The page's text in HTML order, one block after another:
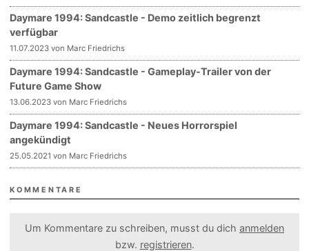
Daymare 1994: Sandcastle - Demo zeitlich begrenzt
verfügbar
11.07.2023 von Marc Friedrichs
Daymare 1994: Sandcastle - Gameplay-Trailer von der
Future Game Show
13.06.2023 von Marc Friedrichs
Daymare 1994: Sandcastle - Neues Horrorspiel
angekündigt
25.05.2021 von Marc Friedrichs
KOMMENTARE
Um Kommentare zu schreiben, musst du dich anmelden
bzw. registrieren.